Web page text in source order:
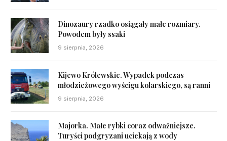
Dinozaury rzadko osiągały małe rozmiary.
Powodem były ssaki
9 sierpnia, 2026
Kijewo Królewskie. Wypadek podczas
młodzieżowego wyścigu kolarskiego, są ranni
9 sierpnia, 2026
Majorka. Małe rybki coraz odważniejsze.
Turyści podgryzani uciekają z wody